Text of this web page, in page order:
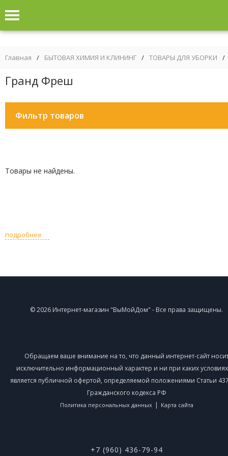
Главная / БЫТОВАЯ ХИМИЯ И КЛИНИНГ / ТОВАРЫ ДЛЯ УБОРКИ /
Гранд Фреш
Фильтр товаров
Товары не найдены.
подробнее
© 2026 Интернет-магазин "ВыМойДом" - Все права защищены.
Обращаем ваше внимание на то, что данный интернет-сайт
исключительно информационный характер и ни при каких
является публичной офертой, определяемой положениями Статьи
Гражданского кодекса РФ
Политика персональных данных | Карта сайта
+7 (960) 436-79-94